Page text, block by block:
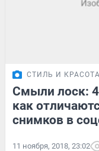
СТИЛЬ И КРАСОТА
Смыли лоск: 4
как
снимков в
11 ноября, 2018, 23:02